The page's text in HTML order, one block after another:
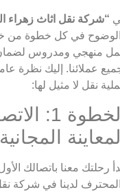
“شركة نقل اثاث زهراء
في كل خطوة من
منهجي ومدروس لضمان
عملائنا. إليك نظرة
نقل لا مثيل لها:
الخطوة
المجانية
رحلتك معنا باتصالك
لدينا في شركة